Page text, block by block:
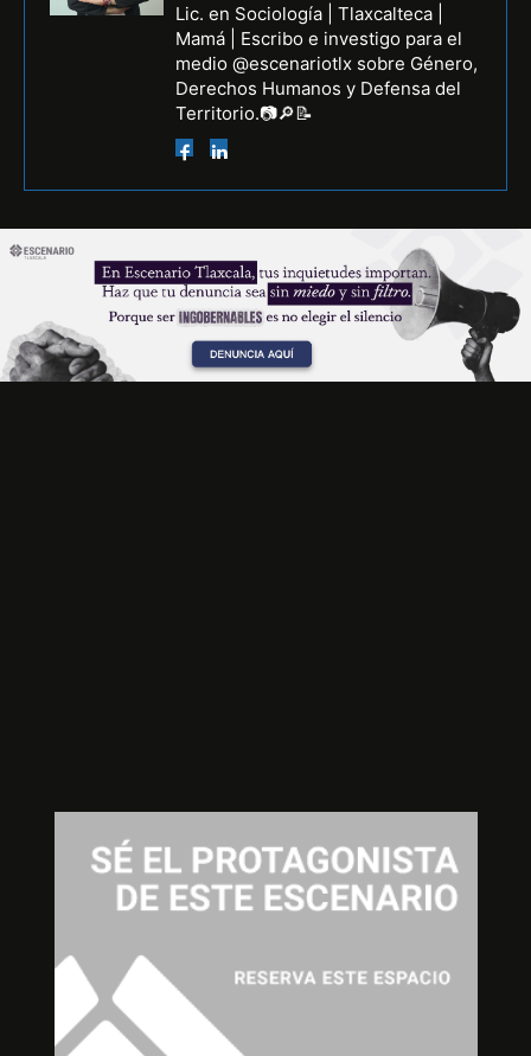
Lic. en Sociología | Tlaxcalteca |
Mamá | Escribo e investigo para el
medio @escenariotlx sobre Género,
Derechos Humanos y Defensa del
Territorio.📷🔎📝